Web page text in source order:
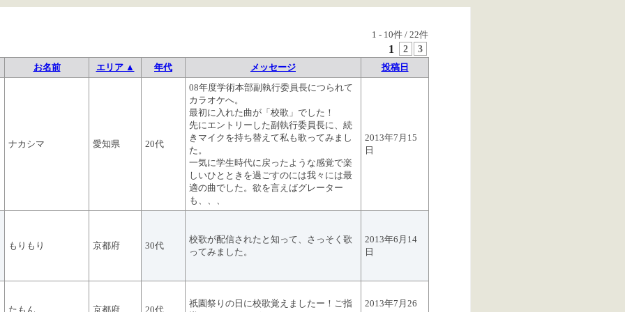
1 - 10件 / 22件
1 2 3
お名前 エリア ▲ 年代 メッセージ 投稿日
ナカシマ 愛知県 20代
08年度学術本部副執行委員長につられて
カラオケへ。
最初に入れた曲が「校歌」でした！
先にエントリーした副執行委員長に、続
きマイクを持ち替えて私も歌ってみまし
た。
一気に学生時代に戻ったような感覚で楽
しいひとときを過ごすのには我々には最
適の曲でした。欲を言えばグレーター
も、、、
2013年7月15
日
もりもり 京都府 30代
校歌が配信されたと知って、さっそく歌
ってみました。
2013年6月14
日
たもん 京都府 20代
祇園祭りの日に校歌覚えましたー！ご指
2013年7月26